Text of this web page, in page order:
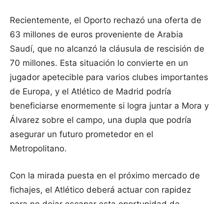
Recientemente, el Oporto rechazó una oferta de
63 millones de euros proveniente de Arabia
Saudí, que no alcanzó la cláusula de rescisión de
70 millones. Esta situación lo convierte en un
jugador apetecible para varios clubes importantes
de Europa, y el Atlético de Madrid podría
beneficiarse enormemente si logra juntar a Mora y
Álvarez sobre el campo, una dupla que podría
asegurar un futuro prometedor en el
Metropolitano.
Con la mirada puesta en el próximo mercado de
fichajes, el Atlético deberá actuar con rapidez